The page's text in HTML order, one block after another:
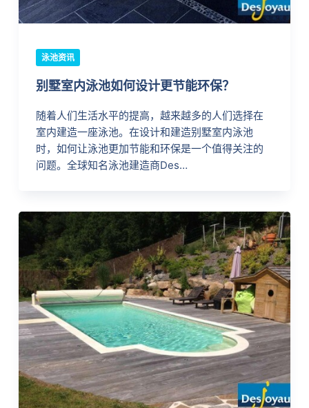
泳池资讯
别墅室内泳池如何设计更节能环保？
随着人们生活水平的提高，越来越多的人们选择在
室内建造一座泳池。在设计和建造别墅室内泳池
时，如何让泳池更加节能和环保是一个值得关注的
问题。全球知名泳池建造商Des…